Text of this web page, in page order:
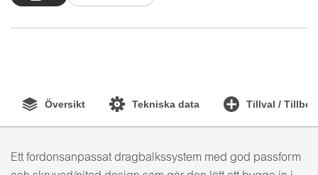
Översikt Tekniska data Tillval /
Ett fordonsanpassat dragbalkssystem med god passform